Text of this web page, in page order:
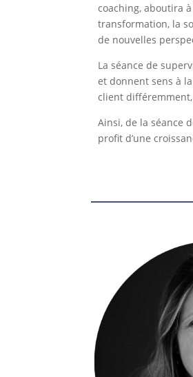
coaching, aboutira
transformation, la
de nouvelles
La séance de
et donnent sens à
client
Ainsi, de la séance
profit d’une